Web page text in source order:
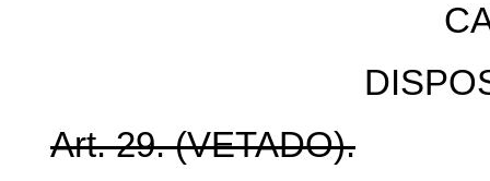
Art. 29. (VETADO).